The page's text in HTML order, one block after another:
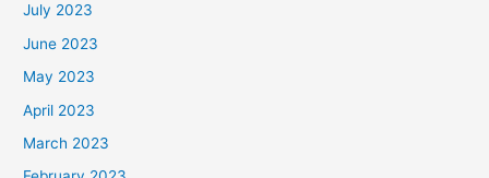
July 2023
June 2023
May 2023
April 2023
March 2023